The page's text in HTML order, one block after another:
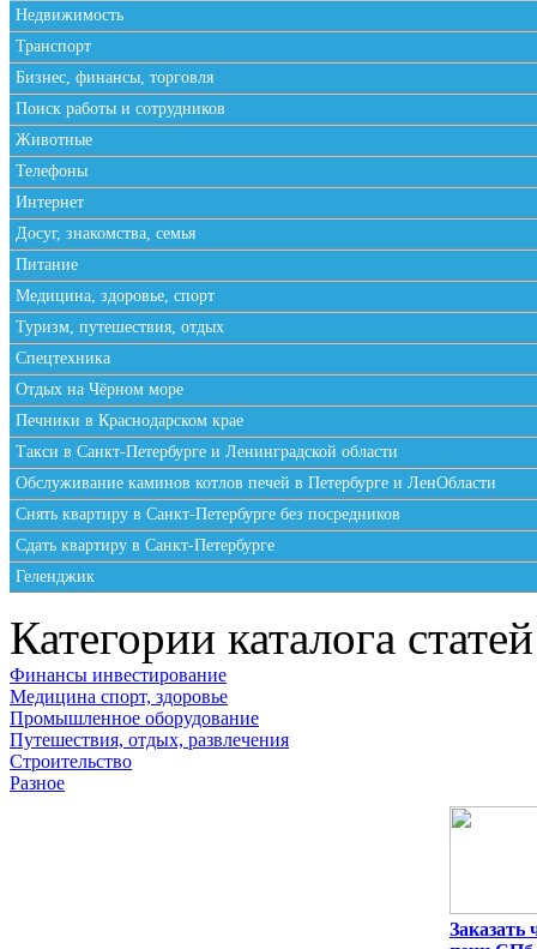
Недвижимость
Транспорт
Бизнес, финансы, торговля
Поиск работы и сотрудников
Животные
Телефоны
Интернет
Досуг, знакомства, семья
Питание
Медицина, здоровье, спорт
Туризм, путешествия, отдых
Спецтехника
Отдых на Чёрном море
Печники в Краснодарском крае
Такси в Санкт-Петербурге и Ленинградской области
Обслуживание каминов котлов печей в Петербурге и ЛенОбласти
Снять квартиру в Санкт-Петербурге без посредников
Сдать квартиру в Санкт-Петербурге
Геленджик
Категории каталога статей
Финансы инвестирование
Медицина спорт, здоровье
Промышленное оборудование
Путешествия, отдых, развлечения
Строительство
Разное
Заказать